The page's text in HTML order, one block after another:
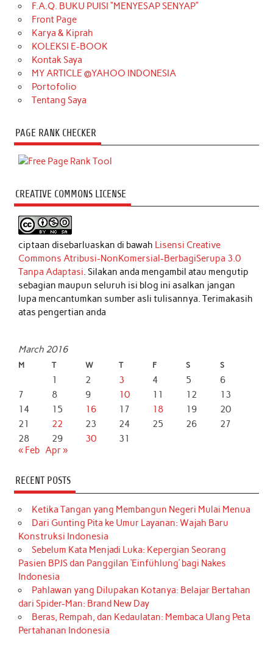
F.A.Q. BUKU PUISI “MENYESAP SENYAP”
Front Page
Karya & Kiprah
KOLEKSI E-BOOK
Kontak Saya
MY ARTICLE @YAHOO INDONESIA
Portofolio
Tentang Saya
PAGE RANK CHECKER
CREATIVE COMMONS LICENSE
ciptaan disebarluaskan di bawah Lisensi Creative
Commons Atribusi-NonKomersial-BerbagiSerupa 3.0
Tanpa Adaptasi. Silakan anda mengambil atau mengutip
sebagian maupun seluruh isi blog ini asalkan jangan
lupa mencantumkan sumber asli tulisannya. Terimakasih
atas pengertian anda
March 2016
M T W T F S S
1 2 3 4 5
6
7
8 9 10 11 12
13
14
15 16 17 18 19
20
21
22 23 24 25 26
27
28
29 30
31
« Feb Apr »
RECENT POSTS
Ketika Tangan yang Membangun Negeri Mulai Menua
Dari Gunting Pita ke Umur Layanan: Wajah Baru
Konstruksi Indonesia
Sebelum Kata Menjadi Luka: Kepergian Seorang
Pasien BPJS dan Panggilan ‘Einfühlung’ bagi Nakes
Indonesia
Pahlawan yang Dilupakan Kotanya: Belajar Bertahan
dari Spider-Man: Brand New Day
Beras, Rempah, dan Kedaulatan: Membaca Ulang Peta
Pertahanan Indonesia